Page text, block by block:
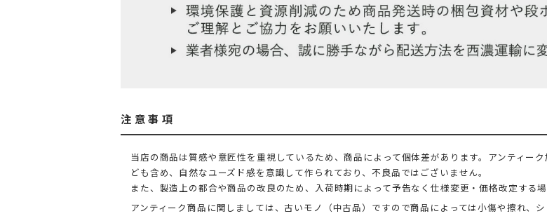
注意事項
当店の商品は質感や意匠性を重視しているため、商品によって個体差があります。アンティー
ども含め、自然なユーズド感を意識して作られており、不良品ではございません。
また、製造上の都合や商品の改良のため、入荷時期によって予告なく仕様変更・価格改定する場
アンティーク商品に関しましては、古いモノ（中古品）ですので商品によっては小傷や擦れ、